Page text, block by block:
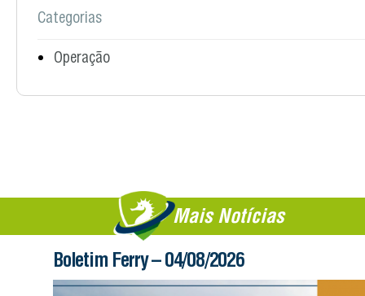
Categorias
Operação
Mais Notícias
Boletim Ferry – 04/08/2026